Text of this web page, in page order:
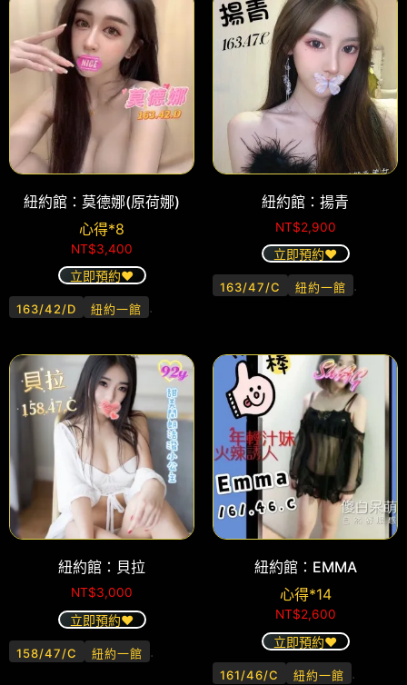
紐約館：莫德娜(原荷娜)
心得*8
NT$3,400
立即預約❤️
163/42/D 紐約一館 .
紐約館：揚青
NT$2,900
立即預約❤️
163/47/C 紐約一館 .
紐約館：貝拉
NT$3,000
立即預約❤️
158/47/C 紐約一館 .
紐約館：EMMA
心得*14
NT$2,600
立即預約❤️
161/46/C 紐約一館 .